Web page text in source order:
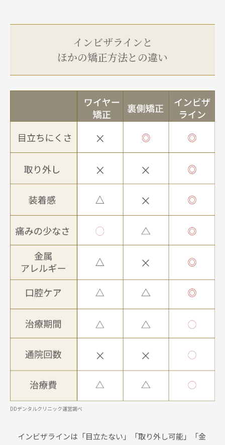
インビザラインと
ほかの矯正方法との違い
DDデンタルクリニック運営調べ
インビザラインは「目立たない」「取り外し可能」「金